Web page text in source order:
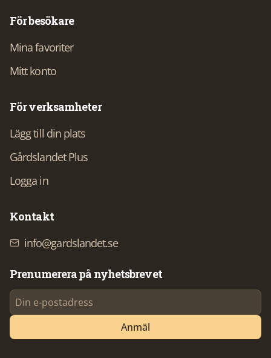
För besökare
Mina favoriter
Mitt konto
För verksamheter
Lägg till din plats
Gårdslandet Plus
Logga in
Kontakt
info@gardslandet.se
Prenumerera på nyhetsbrevet
Anmäl